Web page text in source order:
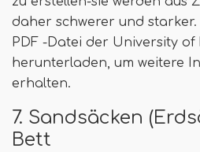
daher schwerer und starker.
PDF -Datei der University of
herunterladen, um weitere
erhalten.
7. Sandsäcken
Bett